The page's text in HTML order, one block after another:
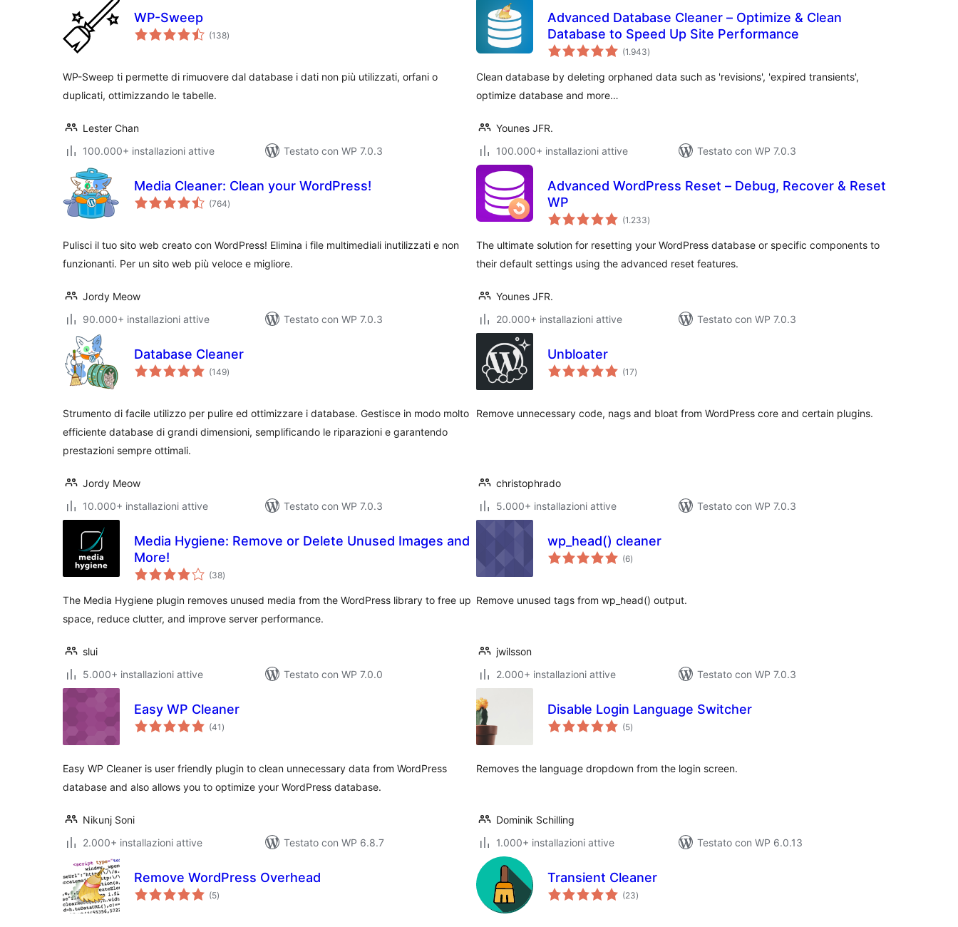
WP-Sweep
(138valutazioni
totali
)
WP-Sweep ti permette di rimuovere dal database i dati non più utilizzati, orfani o
duplicati, ottimizzando le tabelle.
Lester Chan
100.000+ installazioni attive
Testato con WP 7.0.3
Advanced Database Cleaner – Optimize & Clean
Database to Speed Up Site Performance
(1.943valutazioni
totali
)
Clean database by deleting orphaned data such as 'revisions', 'expired transients',
optimize database and more…
Younes JFR.
100.000+ installazioni attive
Testato con WP 7.0.3
Media Cleaner: Clean your WordPress!
(764valutazioni
totali
)
Pulisci il tuo sito web creato con WordPress! Elimina i file multimediali inutilizzati e non
funzionanti. Per un sito web più veloce e migliore.
Jordy Meow
90.000+ installazioni attive
Testato con WP 7.0.3
Advanced WordPress Reset – Debug, Recover & Reset
WP
(1.233valutazioni
totali
)
The ultimate solution for resetting your WordPress database or specific components to
their default settings using the advanced reset features.
Younes JFR.
20.000+ installazioni attive
Testato con WP 7.0.3
Database Cleaner
(149valutazioni
totali
)
Strumento di facile utilizzo per pulire ed ottimizzare i database. Gestisce in modo molto
efficiente database di grandi dimensioni, semplificando le riparazioni e garantendo
prestazioni sempre ottimali.
Jordy Meow
10.000+ installazioni attive
Testato con WP 7.0.3
Unbloater
(17valutazioni
totali
)
Remove unnecessary code, nags and bloat from WordPress core and certain plugins.
christophrado
5.000+ installazioni attive
Testato con WP 7.0.3
Media Hygiene: Remove or Delete Unused Images and
More!
(38valutazioni
totali
)
The Media Hygiene plugin removes unused media from the WordPress library to free up
space, reduce clutter, and improve server performance.
slui
5.000+ installazioni attive
Testato con WP 7.0.0
wp_head() cleaner
(6valutazioni
totali
)
Remove unused tags from wp_head() output.
jwilsson
2.000+ installazioni attive
Testato con WP 7.0.3
Easy WP Cleaner
(41 valutazioni
totali
)
Easy WP Cleaner is user friendly plugin to clean unnecessary data from WordPress
database and also allows you to optimize your WordPress database.
Nikunj Soni
2.000+ installazioni attive
Testato con WP 6.8.7
Disable Login Language Switcher
(5valutazioni
totali
)
Removes the language dropdown from the login screen.
Dominik Schilling
1.000+ installazioni attive
Testato con WP 6.0.13
Remove WordPress Overhead
(5valutazioni
totali
)
Transient Cleaner
(23valutazioni
totali
)